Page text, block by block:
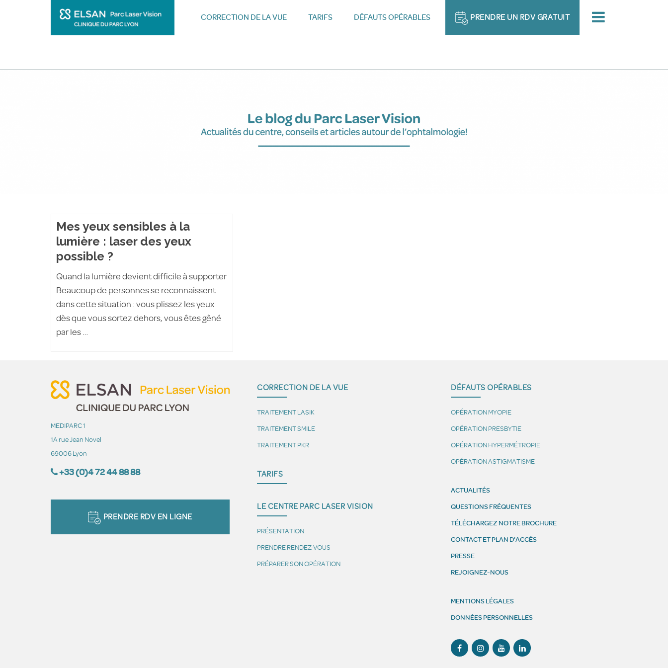
CORRECTION DE LA VUE TARIFS DÉFAUTS OPÉRABLES PRENDRE UN RDV GRATUIT
Mes yeux sensibles à la
lumière : laser des yeux
possible ?
Quand la lumière devient difficile à supporter
Beaucoup de personnes se reconnaissent
dans cette situation : vous plissez les yeux
dès que vous sortez dehors, vous êtes gêné
par les …
MEDIPARC 1
1A rue Jean Novel
69006 Lyon
+33 (0)4 72 44 88 88
PRENDRE RDV EN LIGNE
CORRECTION DE LA VUE
TRAITEMENT LASIK
TRAITEMENT SMILE
TRAITEMENT PKR
TARIFS
LE CENTRE PARC LASER VISION
PRÉSENTATION
PRENDRE RENDEZ-VOUS
PRÉPARER SON OPÉRATION
DÉFAUTS OPÉRABLES
OPÉRATION MYOPIE
OPÉRATION PRESBYTIE
OPÉRATION HYPERMÉTROPIE
OPÉRATION ASTIGMATISME
ACTUALITÉS
QUESTIONS FRÉQUENTES
TÉLÉCHARGEZ NOTRE BROCHURE
CONTACT ET PLAN D'ACCÈS
PRESSE
REJOIGNEZ-NOUS
MENTIONS LÉGALES
DONNÉES PERSONNELLES